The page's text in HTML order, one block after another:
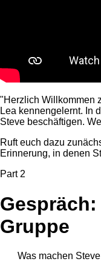
"Herzlich Willkommen
Lea kennengelernt. In
Steve beschäftigen.
Ruft euch dazu
Erinnerung, in denen
Part 2
Gruppe
Was machen